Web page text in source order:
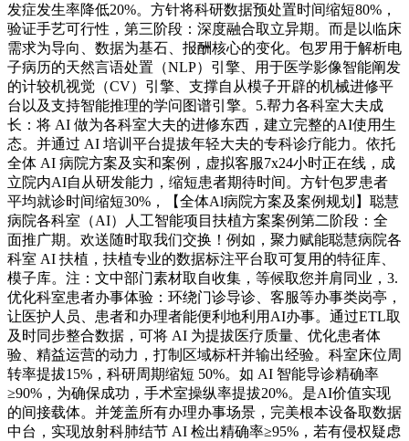
发症发生率降低20%。方针将科研数据预处置时间缩短80%，
验证手艺可行性，第三阶段：深度融合取立异期。而是以临床
需求为导向、数据为基石、报酬核心的变化。包罗用于解析电
子病历的天然言语处置（NLP）引擎、用于医学影像智能阐发
的计较机视觉（CV）引擎、支撑自从模子开辟的机械进修平
台以及支持智能推理的学问图谱引擎。5.帮力各科室大夫成
长：将 AI 做为各科室大夫的进修东西，建立完整的AI使用生
态。并通过 AI 培训平台提拔年轻大夫的专科诊疗能力。依托
全体 AI 病院方案及实和案例，虚拟客服7x24小时正在线，成
立院内AI自从研发能力，缩短患者期待时间。方针包罗患者
平均就诊时间缩短30%，【全体Al病院方案及案例规划】聪慧
病院各科室（AI）人工智能项目扶植方案案例第二阶段：全
面推广期。欢送随时取我们交换！例如，聚力赋能聪慧病院各
科室 AI 扶植，扶植专业的数据标注平台取可复用的特征库、
模子库。注：文中部门素材取自收集，等候取您并肩同业，3.
优化科室患者办事体验：环绕门诊导诊、客服等办事类岗亭，
让医护人员、患者和办理者能便利地利用AI办事。通过ETL取
及时同步整合数据，可将 AI 为提拔医疗质量、优化患者体
验、精益运营的动力，打制区域标杆并输出经验。科室床位周
转率提拔15%，科研周期缩短 50%。如 AI 智能导诊精确率
≥90%，为确保成功，手术室操纵率提拔20%。是AI价值实现
的间接载体。并笼盖所有办理办事场景，完美根本设备取数据
中台，实现放射科肺结节 AI 检出精确率≥95%，若有侵权疑虑